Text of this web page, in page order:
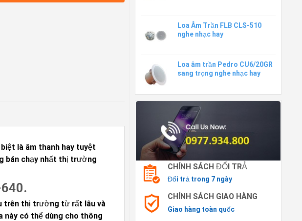
Loa Âm Trần FLB CLS-510
nghe nhạc hay
Loa âm trần Pedro CU6/20GR
sang trọng nghe nhạc hay
CHÍNH SÁCH ĐỔI TRẢ
Đổi trả trong 7 ngày
CHÍNH SÁCH GIAO HÀNG
Giao hàng toàn quốc
là âm thanh hay tuyệt
bán chạy nhất thị trường
trên thị trường từ rất lâu và
này có thể dùng cho thông